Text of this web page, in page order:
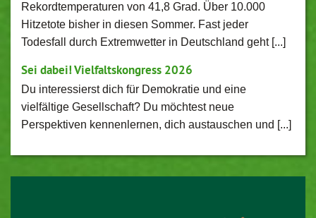
Rekordtemperaturen von 41,8 Grad. Über 10.000
Hitzetote bisher in diesen Sommer. Fast jeder
Todesfall durch Extremwetter in Deutschland geht [...]
Sei dabei! Vielfaltskongress 2026
Du interessierst dich für Demokratie und eine
vielfältige Gesellschaft? Du möchtest neue
Perspektiven kennenlernen, dich austauschen und [...]